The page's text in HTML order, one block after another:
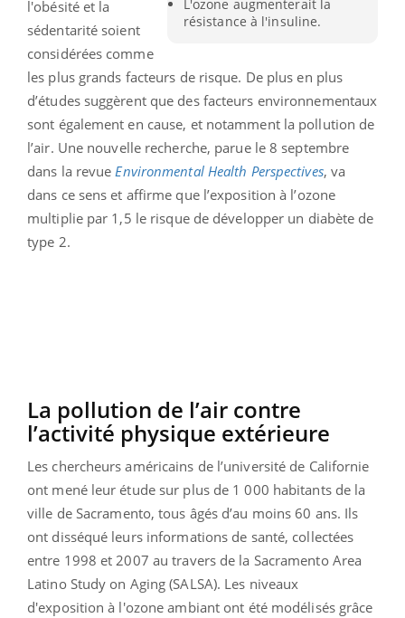
L'ozone augmenterait la
résistance à l'insuline.
l'obésité et la
sédentarité soient
considérées comme
les plus grands facteurs de risque. De plus en plus
d’études suggèrent que des facteurs environnementaux
sont également en cause, et notamment la pollution de
l’air. Une nouvelle recherche, parue le 8 septembre
dans la revueEnvironmental Health Perspectives, va
dans ce sens et affirme que l’exposition à l’ozone
multiplie par 1,5 le risque de développer un diabète de
type 2.
La pollution de l’air contre
l’activité physique extérieure
Les chercheurs américains de l’université de Californie
ont mené leur étude sur plus de 1 000 habitants de la
ville de Sacramento, tous âgés d’au moins 60 ans. Ils
ont disséqué leurs informations de santé, collectées
entre 1998 et 2007 au travers de la Sacramento Area
Latino Study on Aging (SALSA). Les niveaux
d'exposition à l'ozone ambiant ont été modélisés grâce